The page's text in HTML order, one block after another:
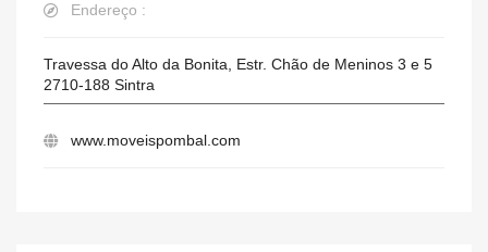
Endereço :
Travessa do Alto da Bonita, Estr. Chão de Meninos 3 e 5
2710-188 Sintra
www.moveispombal.com